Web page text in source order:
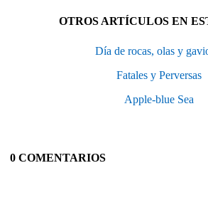
OTROS ARTÍCULOS EN
Día de rocas, olas y
Fatales y Perversas
Apple-blue Sea
0 COMENTARIOS